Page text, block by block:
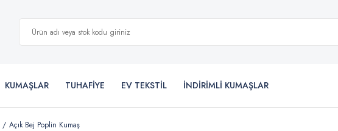
KUMAŞLAR TUHAFİYE EV TEKSTİL İNDİRİMLİ KUMAŞLAR
Açık Bej Poplin Kumaş